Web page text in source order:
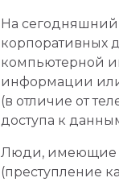
На сегодняшний
корпоративных
компьютерной
информации
(в отличие от
доступа к
Люди, имеющие
(преступление